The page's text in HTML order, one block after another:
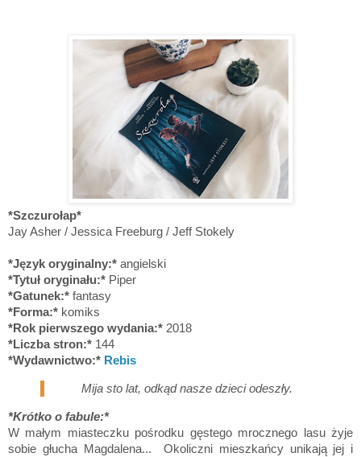
*Szczurołap*
Jay Asher / Jessica Freeburg / Jeff Stokely
*Język oryginalny:* angielski
*Tytuł oryginału:* Piper
*Gatunek:* fantasy
*Forma:* komiks
*Rok pierwszego wydania:* 2018
*Liczba stron:* 144
*Wydawnictwo:* Rebis
Mija sto lat, odkąd nasze dzieci odeszły.
*Krótko o fabule:*
W małym miasteczku pośrodku gęstego mrocznego lasu żyje
sobie głucha Magdalena... Okoliczni mieszkańcy unikają jej i